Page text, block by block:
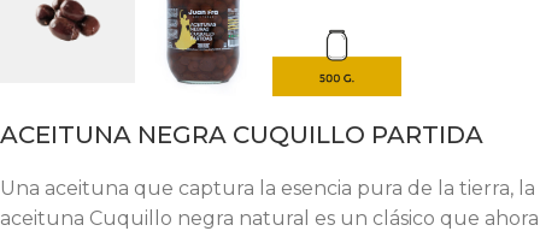
ACEITUNA NEGRA CUQUILLO PARTIDA
Una aceituna que captura la esencia pura de la tierra, la
aceituna Cuquillo negra natural es un clásico que ahora